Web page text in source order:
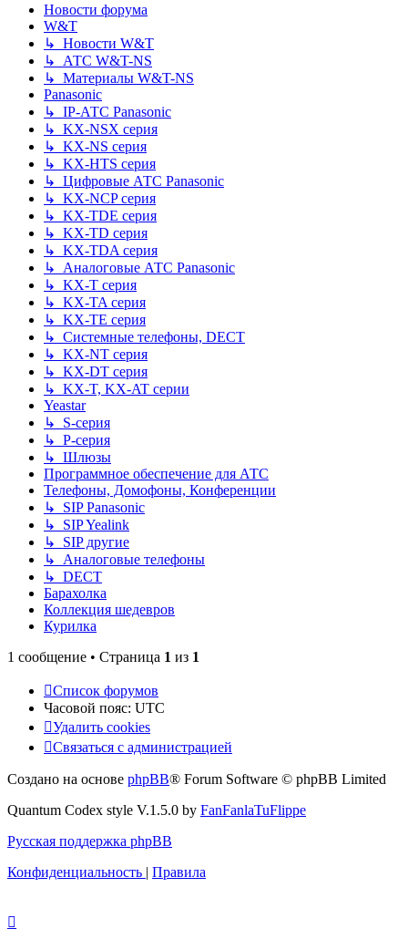
Новости форума
W&T
↳ Новости W&T
↳ АТС W&T-NS
↳ Материалы W&T-NS
Panasonic
↳ IP-АТС Panasonic
↳ KX-NSX серия
↳ KX-NS серия
↳ KX-HTS серия
↳ Цифровые АТС Panasonic
↳ KX-NCP серия
↳ KX-TDE серия
↳ KX-TD серия
↳ KX-TDA серия
↳ Аналоговые АТС Panasonic
↳ KX-T серия
↳ KX-TA серия
↳ KX-TE серия
↳ Системные телефоны, DECT
↳ KX-NT серия
↳ KX-DT серия
↳ KX-T, KX-AT серии
Yeastar
↳ S-серия
↳ P-серия
↳ Шлюзы
Программное обеспечение для АТС
Телефоны, Домофоны, Конференции
↳ SIP Panasonic
↳ SIP Yealink
↳ SIP другие
↳ Аналоговые телефоны
↳ DECT
Барахолка
Коллекция шедевров
Курилка
1 сообщение • Страница 1 из 1
Список форумов
Часовой пояс: UTC
Удалить cookies
Связаться с администрацией
Создано на основе phpBB® Forum Software © phpBB Limited
Quantum Codex style V.1.5.0 by FanFanlaTuFlippe
Русская поддержка phpBB
Конфиденциальность | Правила